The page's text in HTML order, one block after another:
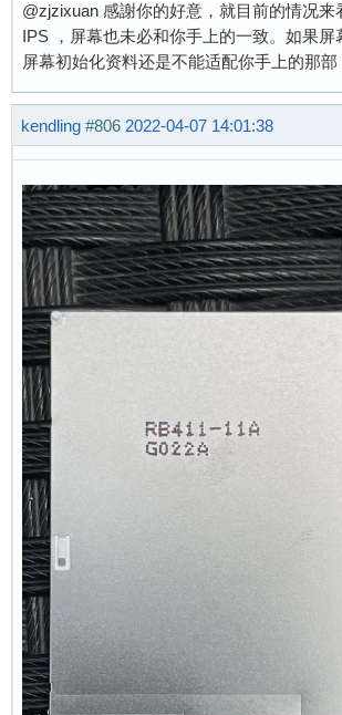
@zjzixuan 感謝你的好意，就目前的情况来
IPS ，屏幕也未必和你手上的一致。如果屏
屏幕初始化资料还是不能适配你手上的那部
kendling #806 2022-04-07 14:01:38